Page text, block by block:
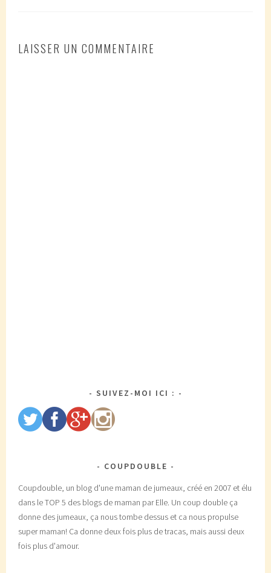
LAISSER UN COMMENTAIRE
SUIVEZ-MOI ICI :
COUPDOUBLE
Coupdouble, un blog d'une maman de jumeaux, créé en 2007 et élu
dans le TOP 5 des blogs de maman par Elle. Un coup double ça
donne des jumeaux, ça nous tombe dessus et ca nous propulse
super maman! Ca donne deux fois plus de tracas, mais aussi deux
fois plus d'amour.